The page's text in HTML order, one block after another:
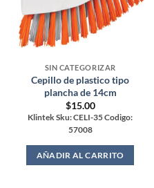
SIN CATEGORIZAR
Cepillo de plastico tipo
plancha de 14cm
$15.00
Klintek Sku: CELI-35 Codigo:
57008
AÑADIR AL CARRITO